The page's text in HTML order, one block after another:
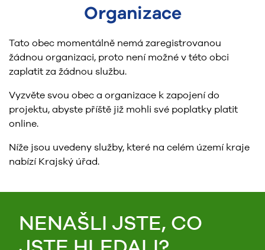
Organizace
Tato obec momentálně nemá zaregistrovanou
žádnou organizaci, proto není možné v této obci
zaplatit za žádnou službu.
Vyzvěte svou obec a organizace k zapojení do
projektu, abyste příště již mohli své poplatky platit
online.
Níže jsou uvedeny služby, které na celém území kraje
nabízí Krajský úřad.
NENAŠLI JSTE, CO